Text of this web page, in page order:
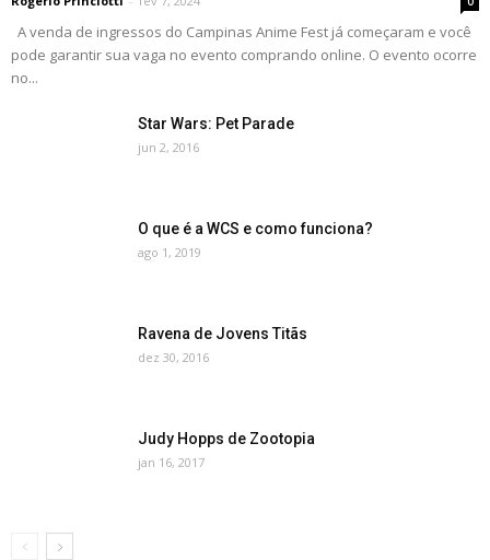
A venda de ingressos do Campinas Anime Fest já começaram e você
pode garantir sua vaga no evento comprando online. O evento ocorre
no...
Star Wars: Pet Parade
jun 2, 2016
O que é a WCS e como funciona?
ago 1, 2019
Ravena de Jovens Titãs
dez 30, 2016
Judy Hopps de Zootopia
jan 16, 2017